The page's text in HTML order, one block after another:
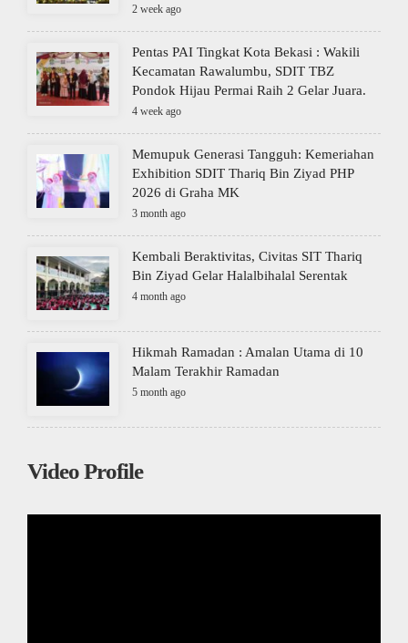
2 week ago
Pentas PAI Tingkat Kota Bekasi : Wakili
Kecamatan Rawalumbu, SDIT TBZ
Pondok Hijau Permai Raih 2 Gelar Juara.
4 week ago
Memupuk Generasi Tangguh: Kemeriahan
Exhibition SDIT Thariq Bin Ziyad PHP
2026 di Graha MK
3 month ago
Kembali Beraktivitas, Civitas SIT Thariq
Bin Ziyad Gelar Halalbihalal Serentak
4 month ago
Hikmah Ramadan : Amalan Utama di 10
Malam Terakhir Ramadan
5 month ago
Video Profile